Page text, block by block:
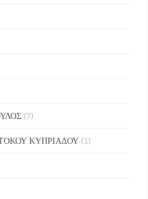
(7)
ΚΥΠΡΙΑΔΟΥ (1)